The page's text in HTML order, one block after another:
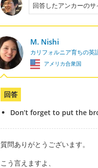
回答したアンカーのサ
M. Nishi
カリフォルニア育ちの英
アメリカ合衆国
回答
Don’t forget to put the
質問ありがとうございます。
こう言えますよ、